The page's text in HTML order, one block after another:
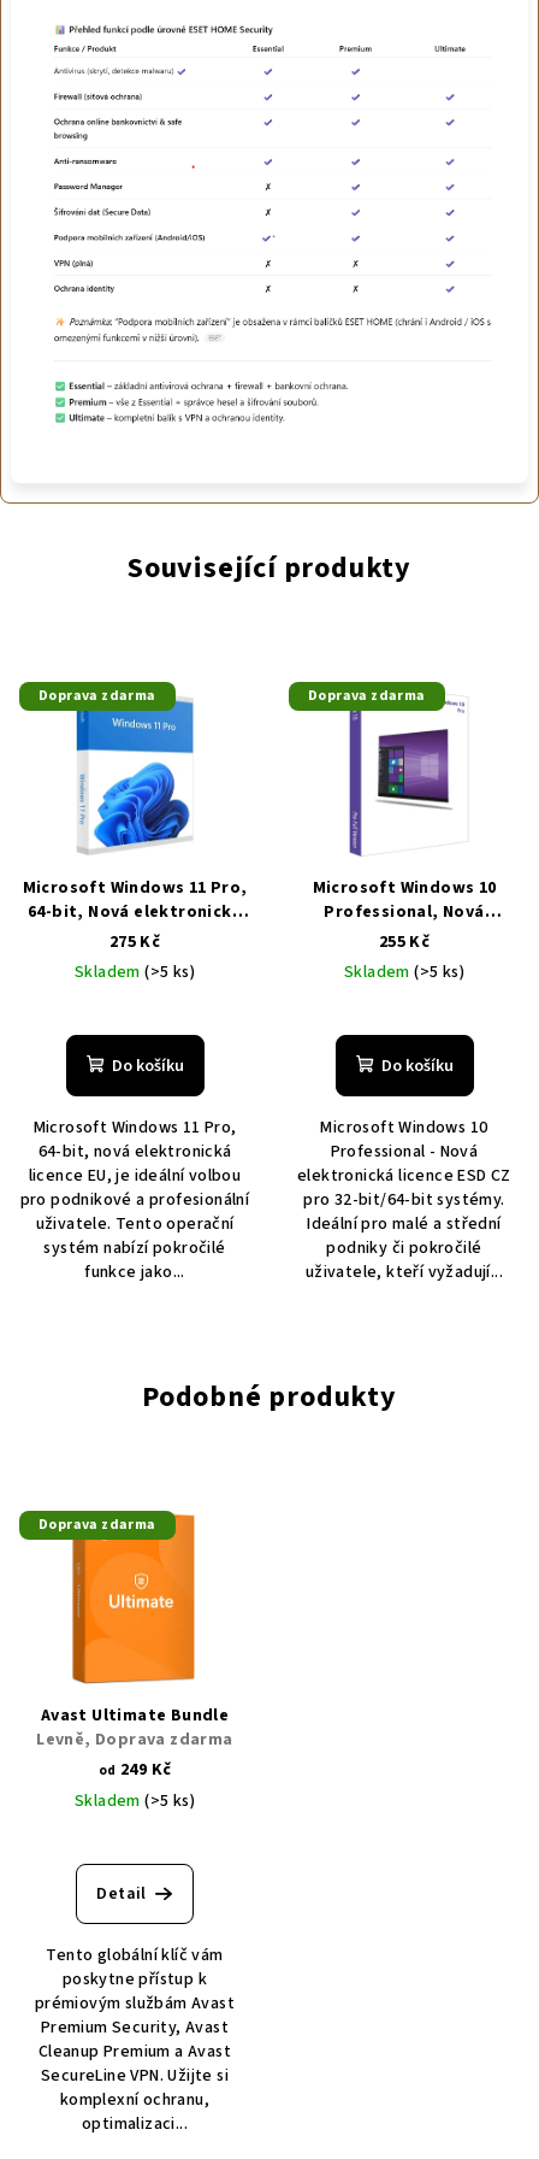
Související produkty
Doprava zdarma
Microsoft Windows 11 Pro,
64-bit, Nová elektronická
licence, EULevně, Doprava
zdarma
275 Kč
Skladem(>5 ks)
Do košíku
Microsoft Windows 11 Pro,
64-bit, nová elektronická
licence EU, je ideální volbou
pro podnikové a profesionální
uživatele. Tento operační
systém nabízí pokročilé
funkce jako...
Doprava zdarma
Microsoft Windows 10
Professional, Nová
elektronická licence, ESD
CZ 32-bit/64-bitLevně,
Doprava zdarma
255 Kč
Skladem(>5 ks)
Do košíku
Microsoft Windows 10
Professional - Nová
elektronická licence ESD CZ
pro 32-bit/64-bit systémy.
Ideální pro malé a střední
podniky či pokročilé
uživatele, kteří vyžadují...
Podobné produkty
Doprava zdarma
Avast Ultimate Bundle
Levně, Doprava zdarma
od 249 Kč
Skladem(>5 ks)
Detail
Tento globální klíč vám
poskytne přístup k
prémiovým službám Avast
Premium Security, Avast
Cleanup Premium a Avast
SecureLine VPN. Užijte si
komplexní ochranu,
optimalizaci...